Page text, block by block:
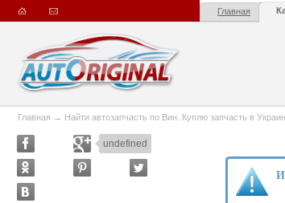
Главная
Главная → Найти автозапчасть по Вин. Куплю запчасть в
undefined